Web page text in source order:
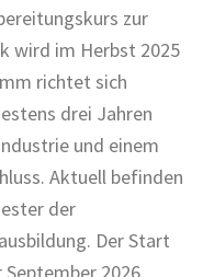
zur
wird im Herbst 2025
richtet sich
drei Jahren
und einem
Aktuell befinden
der
Der Start
2026